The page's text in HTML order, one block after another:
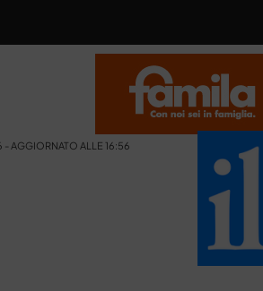
AGGIORNATO ALLE 16:56